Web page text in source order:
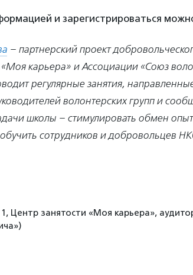
и зарегистрироваться
– партнерский проект
карьера» и Ассоциации «Союз
регулярные занятия,
волонтерских групп и
школы – стимулировать обмен
сотрудников и добровольцев
Центр занятости «Моя карьера»,